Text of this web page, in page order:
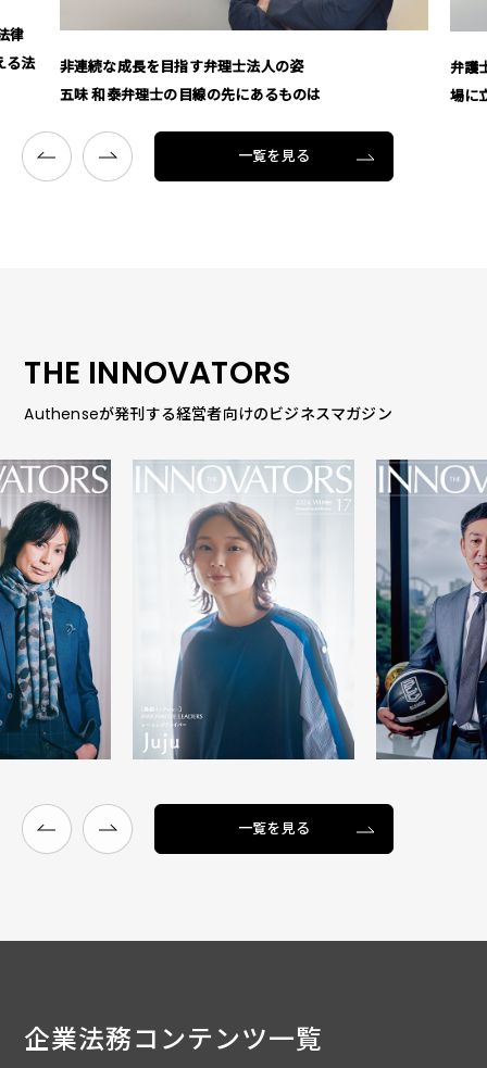
律
る法
非連続な成長を目指す弁理士法人の姿
五味 和泰弁理士の目線の先にあるものは
弁護
場に
一覧を見る
THE INNOVATORS
Authenseが発刊する経営者向けのビジネスマガジン
一覧を見る
企業法務コンテンツ一覧